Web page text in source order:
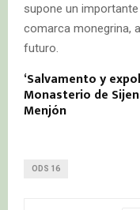
supone un
comarca monegrina,
futuro.
‘Salvamento y
Monasterio de
Menjón
ODS 16